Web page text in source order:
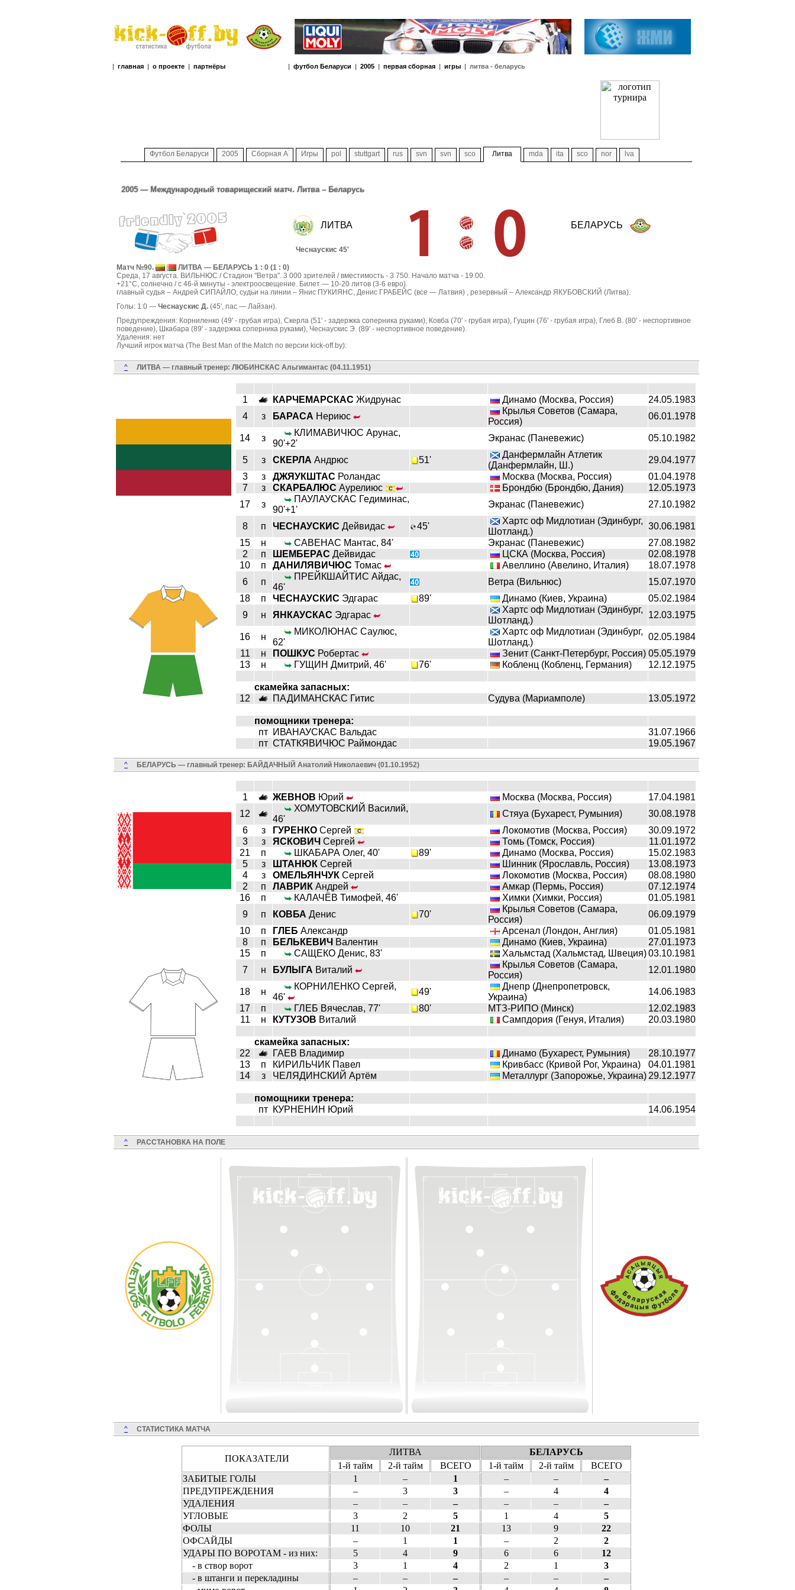
| главная | о проекте | партнёры | футбол Беларуси | 2005 | первая сборная | игры | литва - беларусь
Футбол Беларуси 2005 Сборная А Игры pol stuttgart rus svn svn sco Литва mda ita sco nor lva
2005 — Международный товарищеский матч. Литва – Беларусь
ЛИТВА БЕЛАРУСЬ
Чеснаускис 45'
Матч №90.
ЛИТВА — БЕЛАРУСЬ 1 : 0 (1 : 0)
Среда, 17 августа. ВИЛЬНЮС / Стадион "Ветра". 3 000 зрителей / вместимость - 3 750. Начало матча - 19.00.
+21°C, солнечно / с 46-й минуты - электроосвещение. Билет — 10-20 литов (3-6 евро).
главный судья – Андрей СИПАЙЛО, судьи на линии – Янис ПУКИЯНС, Денис ГРАБЕЙС (все — Латвия) , резервный – Александр ЯКУБОВСКИЙ (Литва).
Голы: 1:0 — Чеснаускис Д. (45', пас — Лайзан).
Предупреждения: Корниленко (49' - грубая игра), Скерла (51' - задержка соперника руками), Ковба (70' - грубая игра), Гущин (76' - грубая игра), Глеб В. (80' - неспортивное
поведение), Шкабара (89' - задержка соперника руками), Чеснаускис Э. (89' - неспортивное поведение).
Удаления: нет
Лучший игрок матча (The Best Man of the Match по версии kick-off.by):
^ ЛИТВА — главный тренер: ЛЮБИНСКАС Альгимантас (04.11.1951)
1 КАРЧЕМАРСКАС Жидрунас Динамо (Москва, Россия)
24.05.1983
4
з БАРАСА Нериюс
Крылья Советов (Самара,
Россия)
06.01.1978
14 з
КЛИМАВИЧЮС Арунас,
90'+2'
Экранас (Паневежис) 05.10.1982
5 з СКЕРЛА Андрюс 51'
Данфермлайн Атлетик
(Данфермлайн, Ш.)
29.04.1977
3
з ДЖЯУКШТАС Роландас Москва (Москва, Россия)
01.04.1978
7
з СКАРБАЛЮС Аурелиюс Брондбю (Брондбю, Дания)
12.05.1973
17
з
ПАУЛАУСКАС Гедиминас,
90'+1'
Экранас (Паневежис) 27.10.1982
8 п ЧЕСНАУСКИС Дейвидас 45'
Хартс оф Мидлотиан (Эдинбург,
Шотланд.)
30.06.1981
15
н САВЕНАС Мантас, 84' Экранас (Паневежис)
27.08.1982
2
п ШЕМБЕРАС Дейвидас ЦСКА (Москва, Россия)
02.08.1978
10
п ДАНИЛЯВИЧЮС Томас Авеллино (Авелино, Италия)
18.07.1978
6
п
ПРЕЙКШАЙТИС Айдас,
46'
Ветра (Вильнюс)
15.07.1970
18
п ЧЕСНАУСКИС Эдгарас 89' Динамо (Киев, Украина)
05.02.1984
9
н ЯНКАУСКАС Эдгарас
Хартс оф Мидлотиан (Эдинбург,
Шотланд.)
12.03.1975
16 н
МИКОЛЮНАС Саулюс,
62'
Хартс оф Мидлотиан (Эдинбург,
Шотланд.)
02.05.1984
11
н ПОШКУС Робертас Зенит (Санкт-Петербург, Россия) 05.05.1979
13
н ГУЩИН Дмитрий, 46' 76' Кобленц (Кобленц, Германия) 12.12.1975
скамейка запасных:
12
ПАДИМАНСКАС Гитис Судува (Мариамполе) 13.05.1972
помощники тренера:
пт ИВАНАУСКАС Вальдас
31.07.1966
пт СТАТКЯВИЧЮС Раймондас 19.05.1967
^ БЕЛАРУСЬ — главный тренер: БАЙДАЧНЫЙ Анатолий Николаевич (01.10.1952)
1 ЖЕВНОВ Юрий Москва (Москва, Россия)
17.04.1981
12
ХОМУТОВСКИЙ Василий,
46'
Стяуа (Бухарест, Румыния)
30.08.1978
6
з ГУРЕНКО Сергей Локомотив (Москва, Россия)
30.09.1972
3
з ЯСКОВИЧ Сергей Томь (Томск, Россия)
11.01.1972
21
п ШКАБАРА Олег, 40' 89' Динамо (Москва, Россия)
15.02.1983
5
з ШТАНЮК Сергей Шинник (Ярославль, Россия)
13.08.1973
4
з ОМЕЛЬЯНЧУК Сергей Локомотив (Москва, Россия)
08.08.1980
2
п ЛАВРИК Андрей Амкар (Пермь, Россия)
07.12.1974
16
п КАЛАЧЁВ Тимофей, 46' Химки (Химки, Россия)
01.05.1981
9
п КОВБА Денис 70'
Крылья Советов (Самара,
Россия)
06.09.1979
10
п ГЛЕБ Александр Арсенал (Лондон, Англия)
01.05.1981
8
п БЕЛЬКЕВИЧ Валентин Динамо (Киев, Украина)
27.01.1973
15
п САЩЕКО Денис, 83' Хальмстад (Хальмстад, Швеция)03.10.1981
7
н БУЛЫГА Виталий
Крылья Советов (Самара,
Россия)
12.01.1980
18 н
КОРНИЛЕНКО Сергей,
46'
49'
Днепр (Днепропетровск,
Украина)
14.06.1983
17
п ГЛЕБ Вячеслав, 77' 80' МТЗ-РИПО (Минск)
12.02.1983
11
н КУТУЗОВ Виталий Сампдория (Генуя, Италия) 20.03.1980
скамейка запасных:
22
ГАЕВ Владимир Динамо (Бухарест, Румыния)
28.10.1977
13
п КИРИЛЬЧИК Павел Кривбасс (Кривой Рог, Украина)
04.01.1981
14
з ЧЕЛЯДИНСКИЙ Артём Металлург (Запорожье, Украина) 29.12.1977
помощники тренера:
пт КУРНЕНИН Юрий 14.06.1954
^ РАССТАНОВКА НА ПОЛЕ
^ СТАТИСТИКА МАТЧА
ПОКАЗАТЕЛИ
ЛИТВА
БЕЛАРУСЬ
1-й тайм
2-й тайм ВСЕГО 1-й тайм 2-й тайм
ВСЕГО
ЗАБИТЫЕ ГОЛЫ
1 – 1 – –
–
ПРЕДУПРЕЖДЕНИЯ
– 3 3 – 4
4
УДАЛЕНИЯ
– – – – –
–
УГЛОВЫЕ
3 2 5 1 4
5
ФОЛЫ
11 10 21 13 9
22
ОФСАЙДЫ
– 1 1 – 2
2
УДАРЫ ПО ВОРОТАМ - из них:
5 4 9 6 6
12
- в створ ворот
3 1 4 2 1
3
- в штанги и перекладины
– – – – –
–